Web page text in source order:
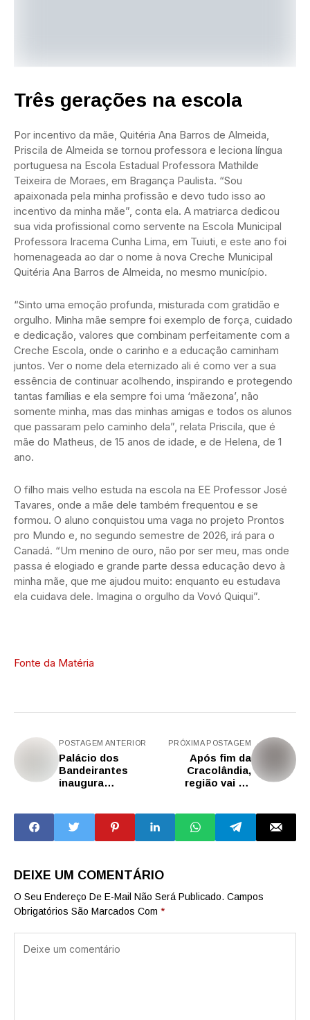
Três gerações na escola
Por incentivo da mãe, Quitéria Ana Barros de Almeida,
Priscila de Almeida se tornou professora e leciona língua
portuguesa na Escola Estadual Professora Mathilde
Teixeira de Moraes, em Bragança Paulista. “Sou
apaixonada pela minha profissão e devo tudo isso ao
incentivo da minha mãe”, conta ela. A matriarca dedicou
sua vida profissional como servente na Escola Municipal
Professora Iracema Cunha Lima, em Tuiuti, e este ano foi
homenageada ao dar o nome à nova Creche Municipal
Quitéria Ana Barros de Almeida, no mesmo município.
“Sinto uma emoção profunda, misturada com gratidão e
orgulho. Minha mãe sempre foi exemplo de força, cuidado
e dedicação, valores que combinam perfeitamente com a
Creche Escola, onde o carinho e a educação caminham
juntos. Ver o nome dela eternizado ali é como ver a sua
essência de continuar acolhendo, inspirando e protegendo
tantas famílias e ela sempre foi uma ‘mãezona’, não
somente minha, mas das minhas amigas e todos os alunos
que passaram pelo caminho dela”, relata Priscila, que é
mãe do Matheus, de 15 anos de idade, e de Helena, de 1
ano.
O filho mais velho estuda na escola na EE Professor José
Tavares, onde a mãe dele também frequentou e se
formou. O aluno conquistou uma vaga no projeto Prontos
pro Mundo e, no segundo semestre de 2026, irá para o
Canadá. “Um menino de ouro, não por ser meu, mas onde
passa é elogiado e grande parte dessa educação devo à
minha mãe, que me ajudou muito: enquanto eu estudava
ela cuidava dele. Imagina o orgulho da Vovó Quiqui”.
Fonte da Matéria
POSTAGEM ANTERIOR
Palácio dos
Bandeirantes
inaugura
paisagens
PRÓXIMA POSTAGEM
Após fim da
Cracolândia,
região vai do
em 14 anos
DEIXE UM COMENTÁRIO
O Seu Endereço De E-Mail Não Será Publicado. Campos
Obrigatórios São Marcados Com *